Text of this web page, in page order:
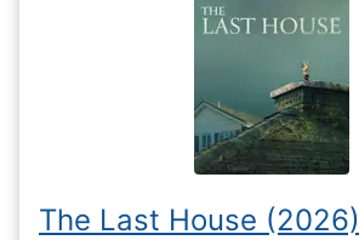
The Last House (2026)